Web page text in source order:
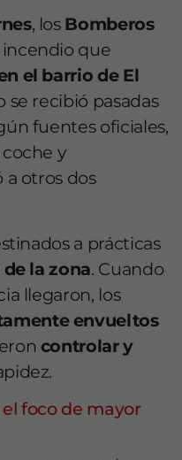
, los Bomberos
que
el barrio de El
se recibió pasadas
fuentes oficiales,
y
otros dos
a prácticas
la zona. Cuando
llegaron, los
envueltos
controlar y
foco de mayor